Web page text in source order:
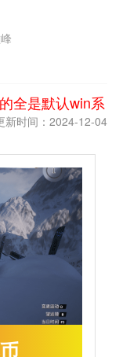
全是默认win系
新时间： 2024-12-04